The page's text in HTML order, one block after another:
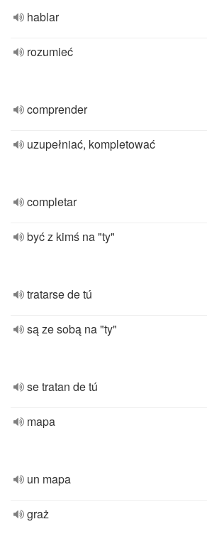
hablar
rozumieć
comprender
uzupełniać, kompletować
completar
być z kimś na "ty"
tratarse de tú
są ze sobą na "ty"
se tratan de tú
mapa
un mapa
graż